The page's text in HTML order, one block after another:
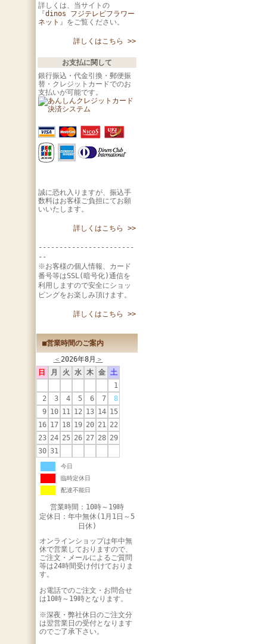
詳しくは、当サイトの
『dinos フジテレビフラワー
ネット 』をご覧ください。
詳しくはこちら >>
お支払に関して
銀行振込・代金引換・郵便振
替・クレジットカードでのお
支払いが可能です。
誠に恐れ入りますが、振込手
数料はお客様ご負担にてお願
いいたします。
詳しくはこちら >>
-----------------------
--
※お客様の個人情報、カード
番号等はSSL(暗号化)通信を
利用しますので安全にショッ
ピングをお楽しみ頂けます。
詳しくはこちら >>
■営業時間のご案内
＜ 2026年8月 ＞
日
月 火 水 木 金 土
1
2
3 4 5 6 7
8
9 10 11 12 13 14 15
16 17 18 19 20 21 22
23 24 25 26 27 28 29
30 31
今日
臨時定休日
配達不能日
営業時間：10時～19時
定休日：年中無休(1月1日～5
日休)
オンラインショップは年中無
休で営業しておりますので、
ご注文・メールによるご質問
等は24時間受け付けておりま
す。
お電話でのご注文・お問合せ
は10時～19時となります。
※深夜・弊社休日のご注文分
は翌営業日の受付となります
のでご了承下さい。